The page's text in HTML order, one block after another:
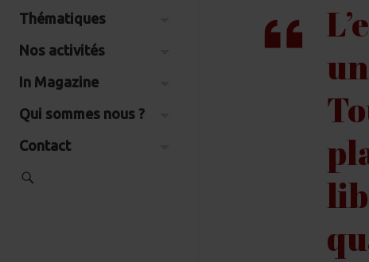
Thématiques
Nos activités
In Magazine
Qui sommes nous ?
Contact